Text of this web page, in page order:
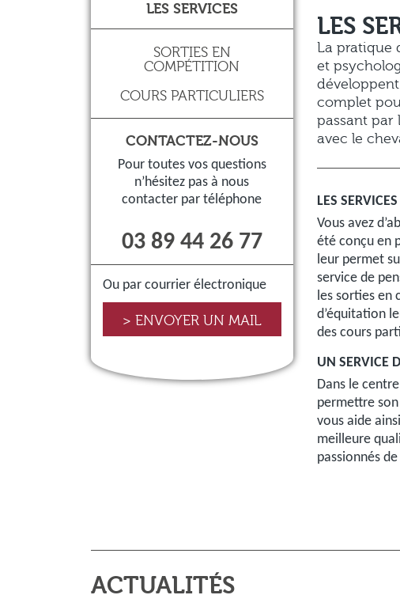
LES SERVICES
SORTIES EN
COMPÉTITION
COURS PARTICULIERS
CONTACTEZ-NOUS
Pour toutes vos questions
n’hésitez pas à nous
contacter par téléphone
03 89 44 26 77
Ou par courrier électronique
> ENVOYER UN MAIL
LES
La pratique
et
complet
passant par
avec le
LES
Vous avez
été conçu en
leur permet
service de
les sorties en
d’équitation
des cours
UN SERVICE
Dans le
permettre
vous aide
meilleure
passionnés
ACTUALITÉS